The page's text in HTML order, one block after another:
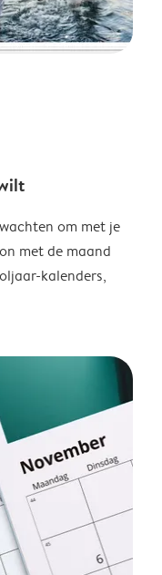
om met je
met de maand
kalenders,